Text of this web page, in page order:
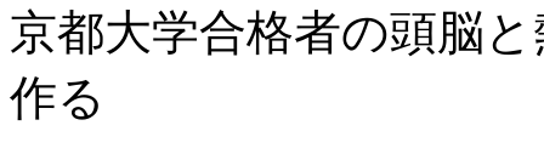
京都大学合格者の頭脳
作る